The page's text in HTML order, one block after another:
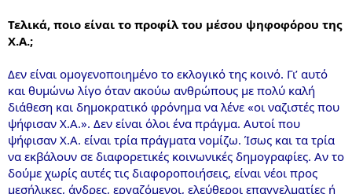
Τελικά, ποιο είναι το προφίλ του μέσου ψηφοφόρου της
Χ.Α.;
Δεν είναι ομογενοποιημένο το εκλογικό της κοινό. Γι’ αυτό
και θυμώνω λίγο όταν ακούω ανθρώπους με πολύ καλή
διάθεση και δημοκρατικό φρόνημα να λένε «οι ναζιστές που
ψήφισαν Χ.Α.». Δεν είναι όλοι ένα πράγμα. Αυτοί που
ψήφισαν Χ.Α. είναι τρία πράγματα νομίζω. Ίσως και τα τρία
να εκβάλουν σε διαφορετικές κοινωνικές δημογραφίες. Αν το
δούμε χωρίς αυτές τις διαφοροποιήσεις, είναι νέοι προς
μεσήλικες, άνδρες, εργαζόμενοι, ελεύθεροι επαγγελματίες ή